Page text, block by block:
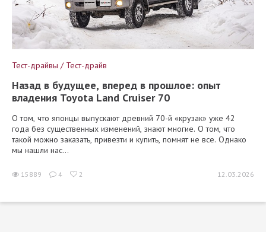
Тест-драйвы / Тест-драйв
Назад в будущее, вперед в прошлое: опыт
владения Toyota Land Cruiser 70
О том, что японцы выпускают древний 70-й «крузак» уже 42
года без существенных изменений, знают многие. О том, что
такой можно заказать, привезти и купить, помнят не все. Однако
мы нашли нас...
15889 4 2 12.03.2026